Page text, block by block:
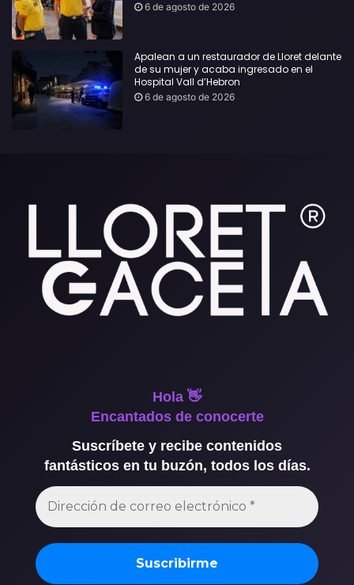
6 de agosto de 2026
Apalean a un restaurador de Lloret delante
de su mujer y acaba ingresado en el
Hospital Vall d’Hebron
6 de agosto de 2026
Hola 👋
Encantados de conocerte
Suscríbete y recibe contenidos
fantásticos en tu buzón, todos los días.